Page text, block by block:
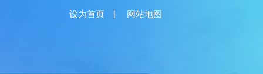
设为首页 | 网站地图